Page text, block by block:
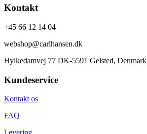
Kontakt
+45 66 12 14 04
webshop@carlhansen.dk
Hylkedamvej 77 DK-5591 Gelsted, Denmark
Kundeservice
Kontakt os
FAQ